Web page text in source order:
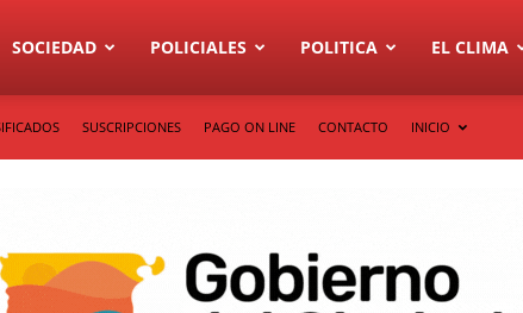
SOCIEDAD POLICIALES POLITICA EL CLIMA
SUSCRIPCIONES PAGO ON LINE CONTACTO INICIO